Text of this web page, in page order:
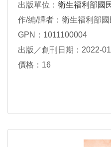
出版單位： 衛生福利部國
作/編/譯者：衛生福利部
GPN：1011100004
出版／創刊日期：2022-01
價格：16